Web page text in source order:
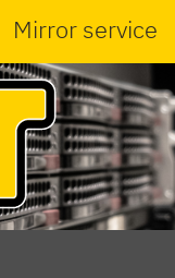
Mirror service